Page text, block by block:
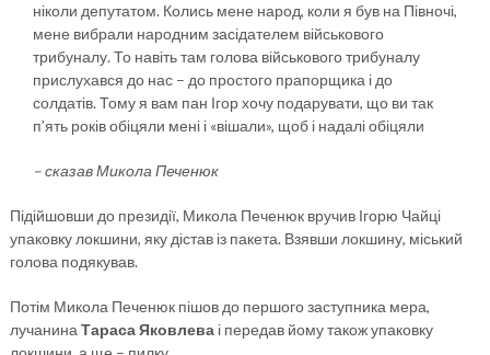
ніколи депутатом. Колись мене народ, коли я був на Півночі,
мене вибрали народним засідателем військового
трибуналу. То навіть там голова військового трибуналу
прислухався до нас – до простого прапорщика і до
солдатів. Тому я вам пан Ігор хочу подарувати, що ви так
п’ять років обіцяли мені і «вішали», щоб і надалі обіцяли
– сказав Микола Печенюк
Підійшовши до президії, Микола Печенюк вручив Ігорю Чайці
упаковку локшини, яку дістав із пакета. Взявши локшину, міський
голова подякував.
Потім Микола Печенюк пішов до першого заступника мера,
лучанина Тараса Яковлеваі передав йому також упаковку